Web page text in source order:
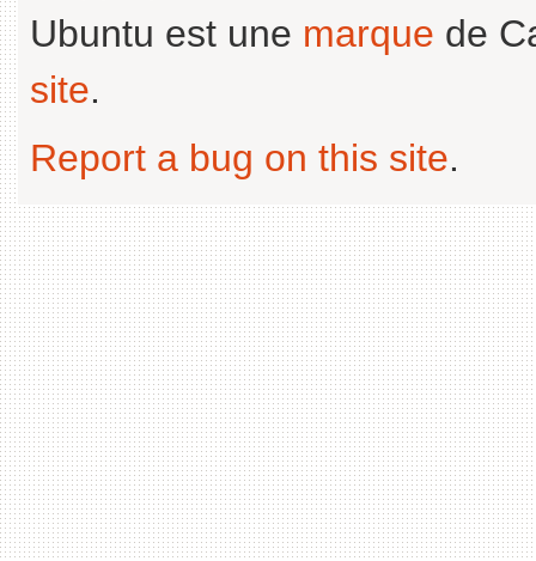
Ubuntu est une marque de
site.
Report a bug on this site.